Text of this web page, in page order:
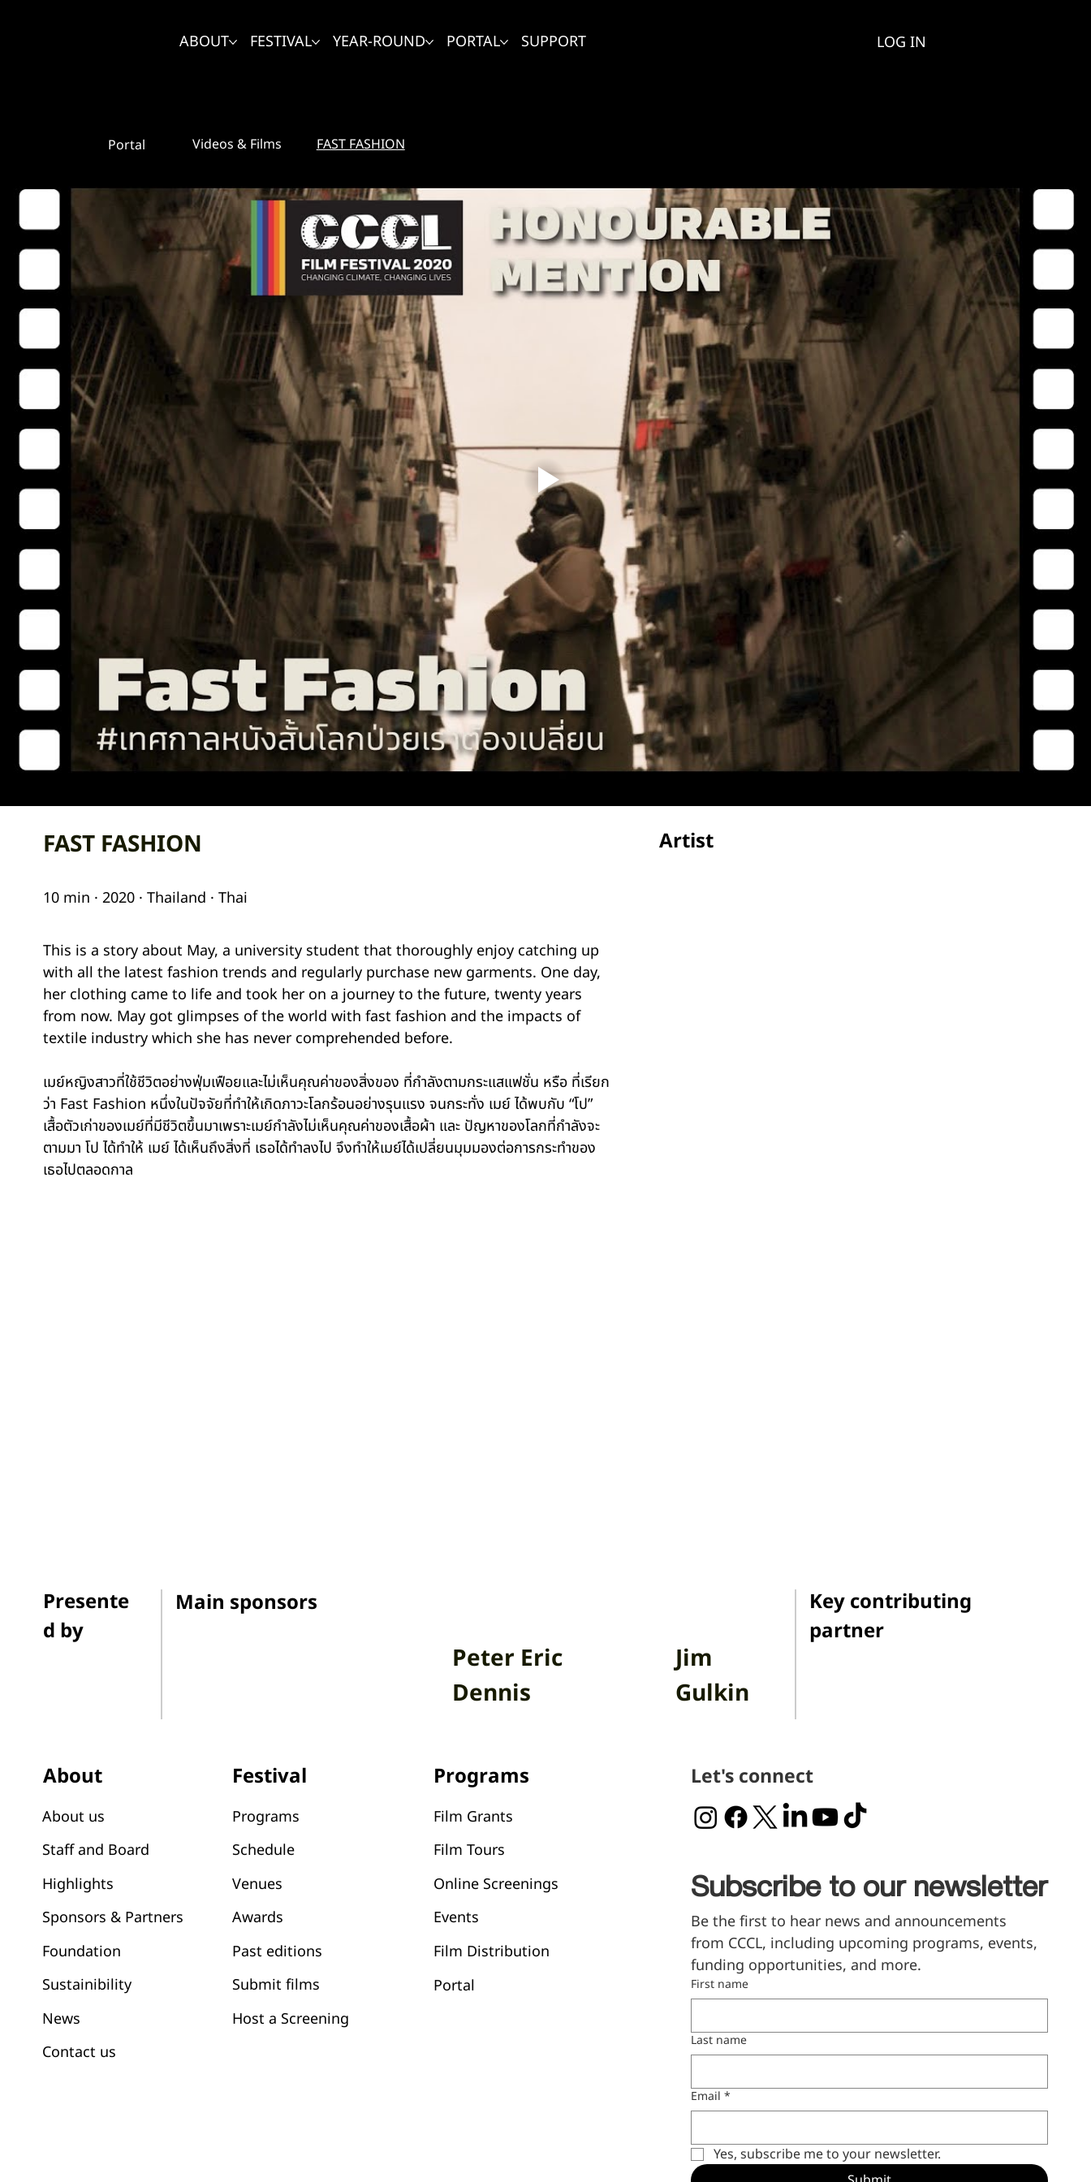
LOG IN
ABOUT FESTIVAL YEAR-ROUND PORTAL SUPPORT
Portal Videos & Films FAST FASHION
FAST FASHION
10 min · 2020 · Thailand · Thai
This is a story about May, a university student that thoroughly enjoy catching up
with all the latest fashion trends and regularly purchase new garments. One day,
her clothing came to life and took her on a journey to the future, twenty years
from now. May got glimpses of the world with fast fashion and the impacts of
textile industry which she has never comprehended before.
เมย์หญิงสาวที่ใช้ชีวิตอย่างฟุ่มเฟือยและไม่เห็นคุณค่าของสิ่งของ ที่กำลังตามกระแสแฟชั่น หรือ ที่เรียก
ว่า Fast Fashion หนึ่งในปัจจัยที่ทำให้เกิดภาวะโลกร้อนอย่างรุนแรง จนกระทั่ง เมย์ ได้พบกับ “โป”
เสื้อตัวเก่าของเมย์ที่มีชีวิตขึ้นมาเพราะเมย์กำลังไม่เห็นคุณค่าของเสื้อผ้า และ ปัญหาของโลกที่กำลังจะ
ตามมา โป ได้ทำให้ เมย์ ได้เห็นถึงสิ่งที่ เธอได้ทำลงไป จึงทำให้เมย์ได้เปลี่ยนมุมมองต่อการกระทำของ
เธอไปตลอดกาล
Artist
Presente
d by
Main sponsors
Peter Eric
Dennis
Jim
Gulkin
Key contributing
partner
Let's connect
Subscribe to our newsletter
Be the first to hear news and announcements
from CCCL, including upcoming programs, events,
funding opportunities, and more.
First name
Last name
Email *
Yes, subscribe me to your newsletter.
About
About us
Staff and Board
Highlights
Sponsors & Partners
Foundation
Sustainibility
News
Contact us
Festival
Programs
Schedule
Venues
Awards
Past editions
Submit films
Host a Screening
Programs
Film Grants
Film Tours
Online Screenings
Events
Film Distribution
Portal